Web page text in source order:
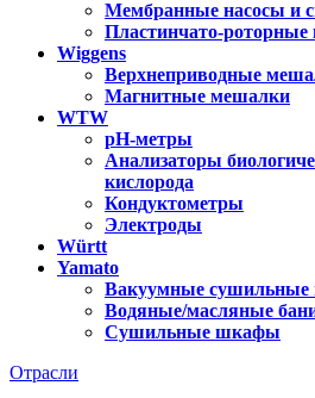
Мембранные насосы и
Пластинчато-роторные
Wiggens
Верхнеприводные
Магнитные мешалки
WTW
pH-метры
Анализаторы
кислорода
Кондуктометры
Электроды
Württ
Yamato
Вакуумные
Водяные/масляные
Сушильные шкафы
Отрасли